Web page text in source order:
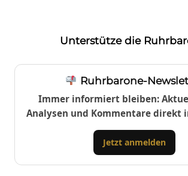
Unterstütze die
Ruhrbarone-
Immer informiert bleiben:
Analysen und Kommentare direkt
Jetzt anmelden